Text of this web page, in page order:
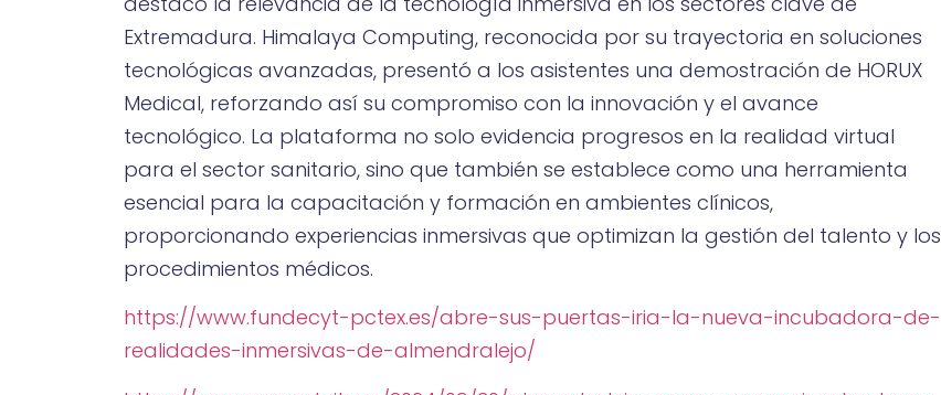
Extremadura. Himalaya Computing, reconocida por su trayectoria en soluciones
tecnológicas avanzadas, presentó a los asistentes una demostración de HORUX
Medical, reforzando así su compromiso con la innovación y el avance
tecnológico. La plataforma no solo evidencia progresos en la realidad virtual
para el sector sanitario, sino que también se establece como una herramienta
esencial para la capacitación y formación en ambientes clínicos,
proporcionando experiencias inmersivas que optimizan la gestión del talento y los
procedimientos médicos.
https://www.fundecyt-pctex.es/abre-sus-puertas-iria-la-nueva-incubadora-de-
realidades-inmersivas-de-almendralejo/